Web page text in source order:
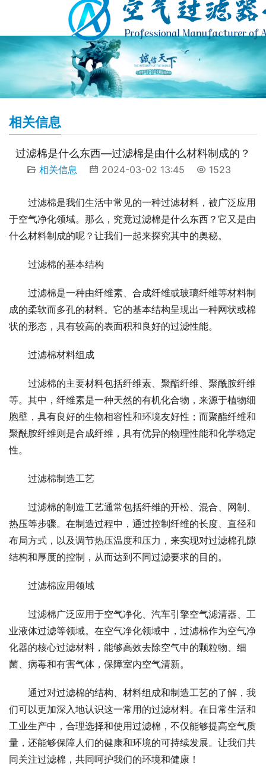
相关信息
过滤棉是什么东西—过滤棉是由什么材料制成的？
相关信息 2024-03-02 13:45 1523
过滤棉是我们生活中常见的一种过滤材料，被广泛应用
于空气净化领域。那么，究竟过滤棉是什么东西？它又是由
什么材料制成的呢？让我们一起来探究其中的奥秘。
过滤棉的基本结构
过滤棉是一种由纤维素、合成纤维或玻璃纤维等材料制
成的柔软而多孔的材料。它的基本结构呈现出一种网状或棉
状的形态，具有较高的表面积和良好的过滤性能。
过滤棉材料组成
过滤棉的主要材料包括纤维素、聚酯纤维、聚酰胺纤维
等。其中，纤维素是一种天然的有机化合物，来源于植物细
胞壁，具有良好的生物相容性和环境友好性；而聚酯纤维和
聚酰胺纤维则是合成纤维，具有优异的物理性能和化学稳定
性。
过滤棉制造工艺
过滤棉的制造工艺通常包括纤维的开松、混合、网制、
热压等步骤。在制造过程中，通过控制纤维的长度、直径和
布局方式，以及调节热压温度和压力，来实现对过滤棉孔隙
结构和厚度的控制，从而达到不同过滤要求的目的。
过滤棉应用领域
过滤棉广泛应用于空气净化、汽车引擎空气滤清器、工
业液体过滤等领域。在空气净化领域中，过滤棉作为空气净
化器的核心过滤材料，能够高效去除空气中的颗粒物、细
菌、病毒和有害气体，保障室内空气清新。
通过对过滤棉的结构、材料组成和制造工艺的了解，我
们可以更加深入地认识这一常用的过滤材料。在日常生活和
工业生产中，合理选择和使用过滤棉，不仅能够提高空气质
量，还能够保障人们的健康和环境的可持续发展。让我们共
同关注过滤棉，共同呵护我们的环境和健康！